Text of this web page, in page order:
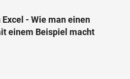
- Wie man einen
einem Beispiel macht